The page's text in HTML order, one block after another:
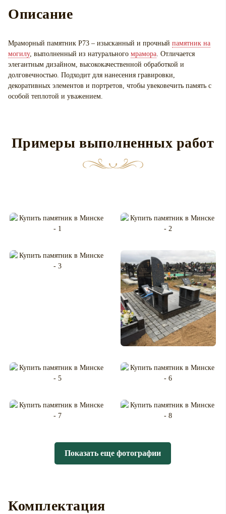
Описание
Мраморный памятник P73 – изысканный и прочный памятник на
могилу, выполненный из натурального мрамора. Отличается
элегантным дизайном, высококачественной обработкой и
долговечностью. Подходит для нанесения гравировки,
декоративных элементов и портретов, чтобы увековечить память с
особой теплотой и уважением.
Примеры выполненных работ
Показать еще фотографии
Комплектация